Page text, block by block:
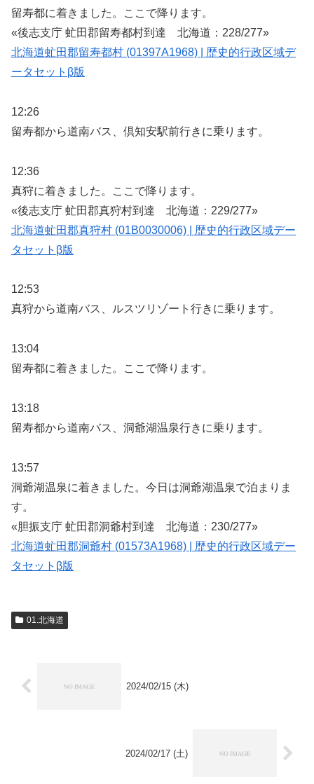
留寿都に着きました。ここで降ります。
«後志支庁 虻田郡留寿都村到達 北海道：228/277»
北海道虻田郡留寿都村 (01397A1968) | 歴史的行政区域デ
ータセットβ版
12:26
留寿都から道南バス、倶知安駅前行きに乗ります。
12:36
真狩に着きました。ここで降ります。
«後志支庁 虻田郡真狩村到達 北海道：229/277»
北海道虻田郡真狩村 (01B0030006) | 歴史的行政区域デー
タセットβ版
12:53
真狩から道南バス、ルスツリゾート行きに乗ります。
13:04
留寿都に着きました。ここで降ります。
13:18
留寿都から道南バス、洞爺湖温泉行きに乗ります。
13:57
洞爺湖温泉に着きました。今日は洞爺湖温泉で泊まりま
す。
«胆振支庁 虻田郡洞爺村到達 北海道：230/277»
北海道虻田郡洞爺村 (01573A1968) | 歴史的行政区域デー
タセットβ版
01.北海道
2024/02/15 (木)
2024/02/17 (土)